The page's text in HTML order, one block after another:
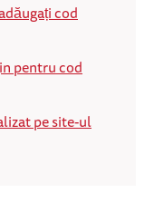
cod
pentru cod
pe site-ul